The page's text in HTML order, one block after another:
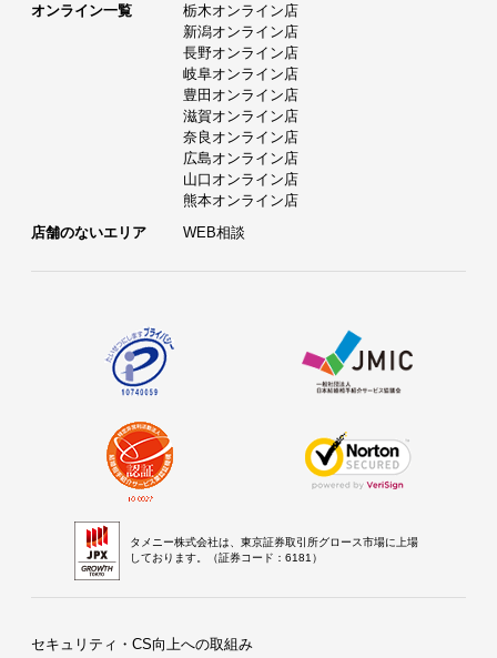
オンライン一覧
栃木オンライン店
新潟オンライン店
長野オンライン店
岐阜オンライン店
豊田オンライン店
滋賀オンライン店
奈良オンライン店
広島オンライン店
山口オンライン店
熊本オンライン店
店舗のないエリア
WEB相談
タメニー株式会社は、東京証券取引所グロース市場に上場
しております。（証券コード：6181）
セキュリティ・CS向上への取組み